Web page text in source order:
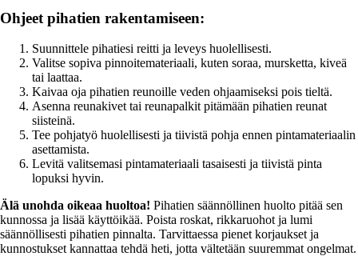
Ohjeet pihatien rakentamiseen:
Suunnittele pihatiesi reitti ja leveys huolellisesti.
Valitse sopiva pinnoitemateriaali, kuten soraa, mursketta, kiveä
tai laattaa.
Kaivaa oja pihatien reunoille veden ohjaamiseksi pois tieltä.
Asenna reunakivet tai reunapalkit pitämään pihatien reunat
siisteinä.
Tee pohjatyö huolellisesti ja tiivistä pohja ennen pintamateriaalin
asettamista.
Levitä valitsemasi pintamateriaali tasaisesti ja tiivistä pinta
lopuksi hyvin.
Älä unohda oikeaa huoltoa! Pihatien säännöllinen huolto pitää sen
kunnossa ja lisää käyttöikää. Poista roskat, rikkaruohot ja lumi
säännöllisesti pihatien pinnalta. Tarvittaessa pienet korjaukset ja
kunnostukset kannattaa tehdä heti, jotta vältetään suuremmat ongelmat.